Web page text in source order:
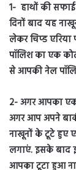
1- हाथों की
दिनों बाद यह
लेकर चिप्ड
पॉलिश का एक
से आपकी नेल
2- अगर आपका एक
अगर आप अपने
नाखूनों के टूटे हुए
लगाएं. इसके बाद
आपका टूटा हुआ